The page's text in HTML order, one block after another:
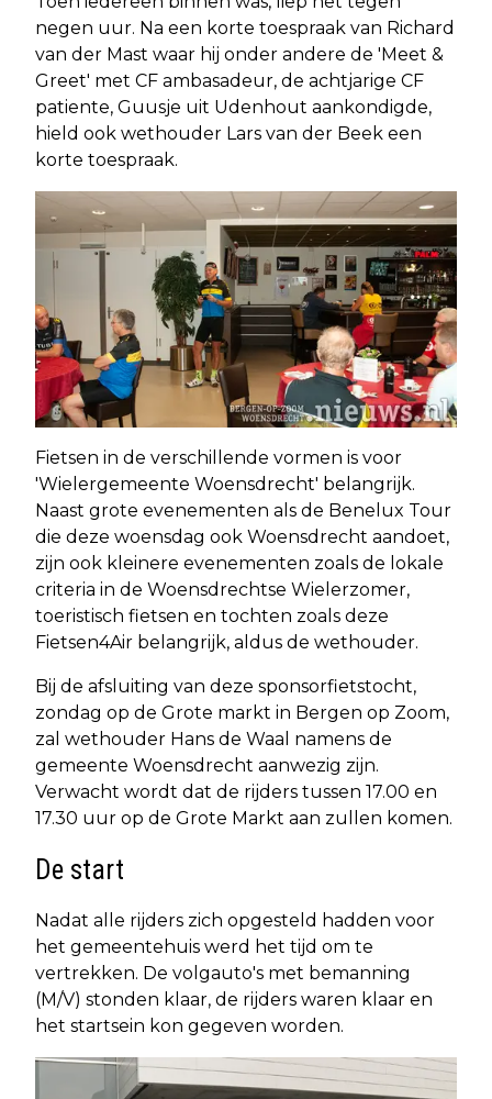
negen uur. Na een korte toespraak van Richard
van der Mast waar hij onder andere de 'Meet &
Greet' met CF ambasadeur, de achtjarige CF
patiente, Guusje uit Udenhout aankondigde,
hield ook wethouder Lars van der Beek een
korte toespraak.
Fietsen in de verschillende vormen is voor
'Wielergemeente Woensdrecht' belangrijk.
Naast grote evenementen als de Benelux Tour
die deze woensdag ook Woensdrecht aandoet,
zijn ook kleinere evenementen zoals de lokale
criteria in de Woensdrechtse Wielerzomer,
toeristisch fietsen en tochten zoals deze
Fietsen4Air belangrijk, aldus de wethouder.
Bij de afsluiting van deze sponsorfietstocht,
zondag op de Grote markt in Bergen op Zoom,
zal wethouder Hans de Waal namens de
gemeente Woensdrecht aanwezig zijn.
Verwacht wordt dat de rijders tussen 17.00 en
17.30 uur op de Grote Markt aan zullen komen.
De start
Nadat alle rijders zich opgesteld hadden voor
het gemeentehuis werd het tijd om te
vertrekken. De volgauto's met bemanning
(M/V) stonden klaar, de rijders waren klaar en
het startsein kon gegeven worden.